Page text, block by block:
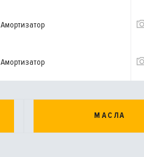
Амортизатор
Амортизатор
МАСЛА